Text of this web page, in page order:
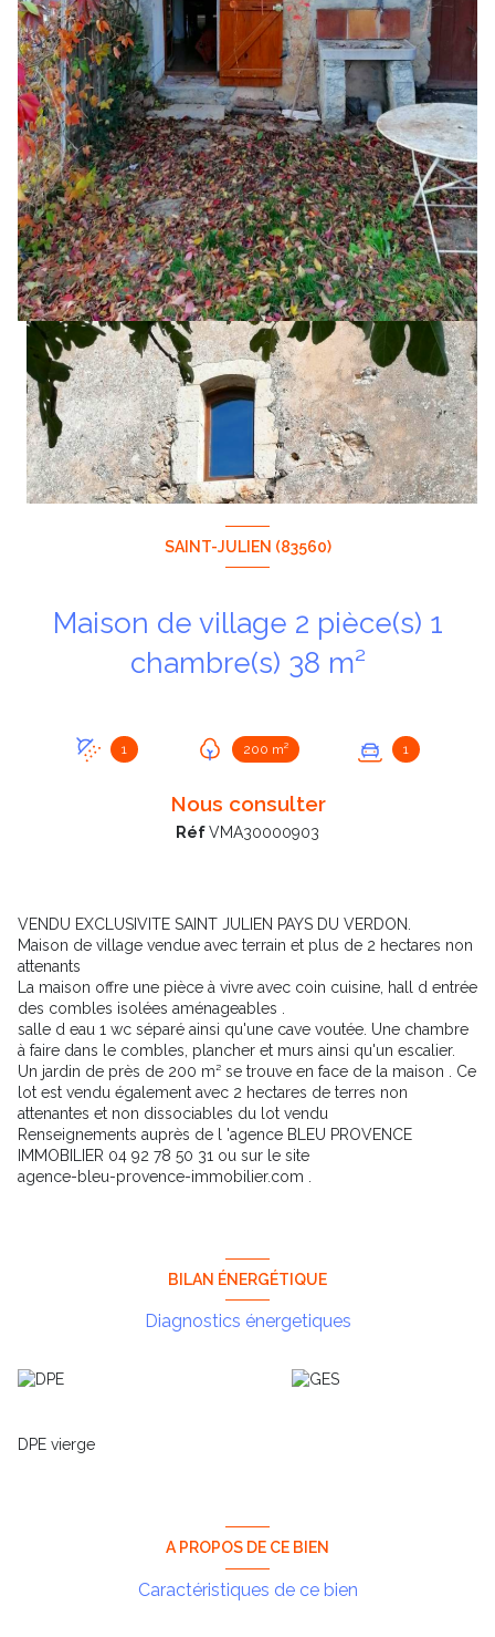
+8
SAINT-JULIEN (83560)
Maison de village 2 pièce(s) 1
chambre(s) 38 m²
1 200 m² 1
Nous consulter
RéfVMA30000903
VENDU EXCLUSIVITE SAINT JULIEN PAYS DU VERDON.
Maison de village vendue avec terrain et plus de 2 hectares non
attenants
La maison offre une pièce à vivre avec coin cuisine, hall d entrée
des combles isolées aménageables .
salle d eau 1 wc séparé ainsi qu'une cave voutée. Une chambre
à faire dans le combles, plancher et murs ainsi qu'un escalier.
Un jardin de près de 200 m² se trouve en face de la maison . Ce
lot est vendu également avec 2 hectares de terres non
attenantes et non dissociables du lot vendu
Renseignements auprès de l 'agence BLEU PROVENCE
IMMOBILIER 04 92 78 50 31 ou sur le site
agence-bleu-provence-immobilier.com .
BILAN ÉNERGÉTIQUE
Diagnostics énergetiques
DPE vierge
A PROPOS DE CE BIEN
Caractéristiques de ce bien